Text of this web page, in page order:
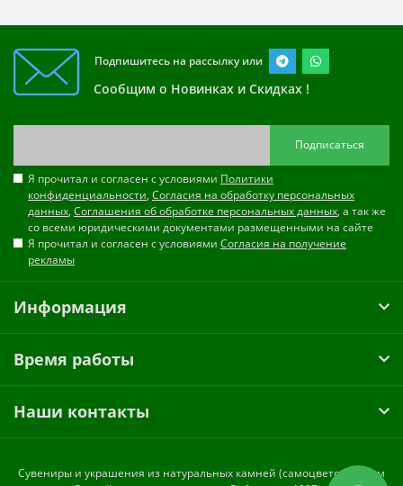
Подпишитесь на рассылку или
Сообщим о Новинках и Скидках !
Подписаться
Я прочитал и согласен с условиями Политики
конфиденциальности, Согласия на обработку персональных
данных, Соглашения об обработке персональных данных, а так же
со всеми юридическими документами размещенными на сайте
Я прочитал и согласен с условиями Согласия на получение
рекламы
Информация
Время работы
Наши контакты
Cувениры и украшения из натуральных камней (самоцветов) оптом